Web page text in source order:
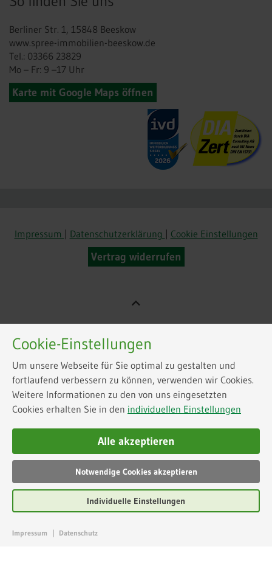
Berliner Str. 1, 15848 Beeskow
www.spree-immobilien-beeskow.de
Tel.: 03366 23829
Mo – Fr: 9 –17 Uhr
Karte mit Google Maps öffnen
Impressum | Datenschutzerklärung | Cookie Einstellungen
Vertrag widerrufen
Cookie-Einstellungen
Um unsere Webseite für Sie optimal zu gestalten und
fortlaufend verbessern zu können, verwenden wir Cookies.
Weitere Informationen zu den von uns eingesetzten
Cookies erhalten Sie in den individuellen Einstellungen
Alle akzeptieren
Notwendige Cookies akzeptieren
Impressum | Datenschutz
Individuelle Einstellungen